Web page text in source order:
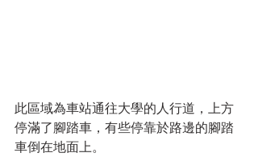
此區域為車站通往大學的人行道，上方
停滿了腳踏車，有些停靠於路邊的腳踏
車倒在地面上。